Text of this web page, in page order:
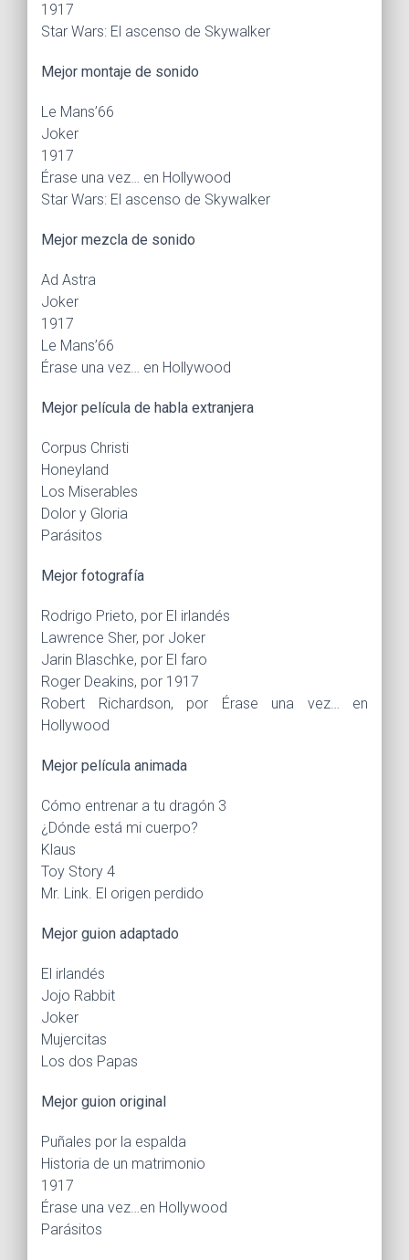
1917
Star Wars: El ascenso de Skywalker
Mejor montaje de sonido
Le Mans’66
Joker
1917
Érase una vez… en Hollywood
Star Wars: El ascenso de Skywalker
Mejor mezcla de sonido
Ad Astra
Joker
1917
Le Mans’66
Érase una vez… en Hollywood
Mejor película de habla extranjera
Corpus Christi
Honeyland
Los Miserables
Dolor y Gloria
Parásitos
Mejor fotografía
Rodrigo Prieto, por El irlandés
Lawrence Sher, por Joker
Jarin Blaschke, por El faro
Roger Deakins, por 1917
Robert Richardson, por Érase una vez… en
Hollywood
Mejor película animada
Cómo entrenar a tu dragón 3
¿Dónde está mi cuerpo?
Klaus
Toy Story 4
Mr. Link. El origen perdido
Mejor guion adaptado
El irlandés
Jojo Rabbit
Joker
Mujercitas
Los dos Papas
Mejor guion original
Puñales por la espalda
Historia de un matrimonio
1917
Érase una vez…en Hollywood
Parásitos